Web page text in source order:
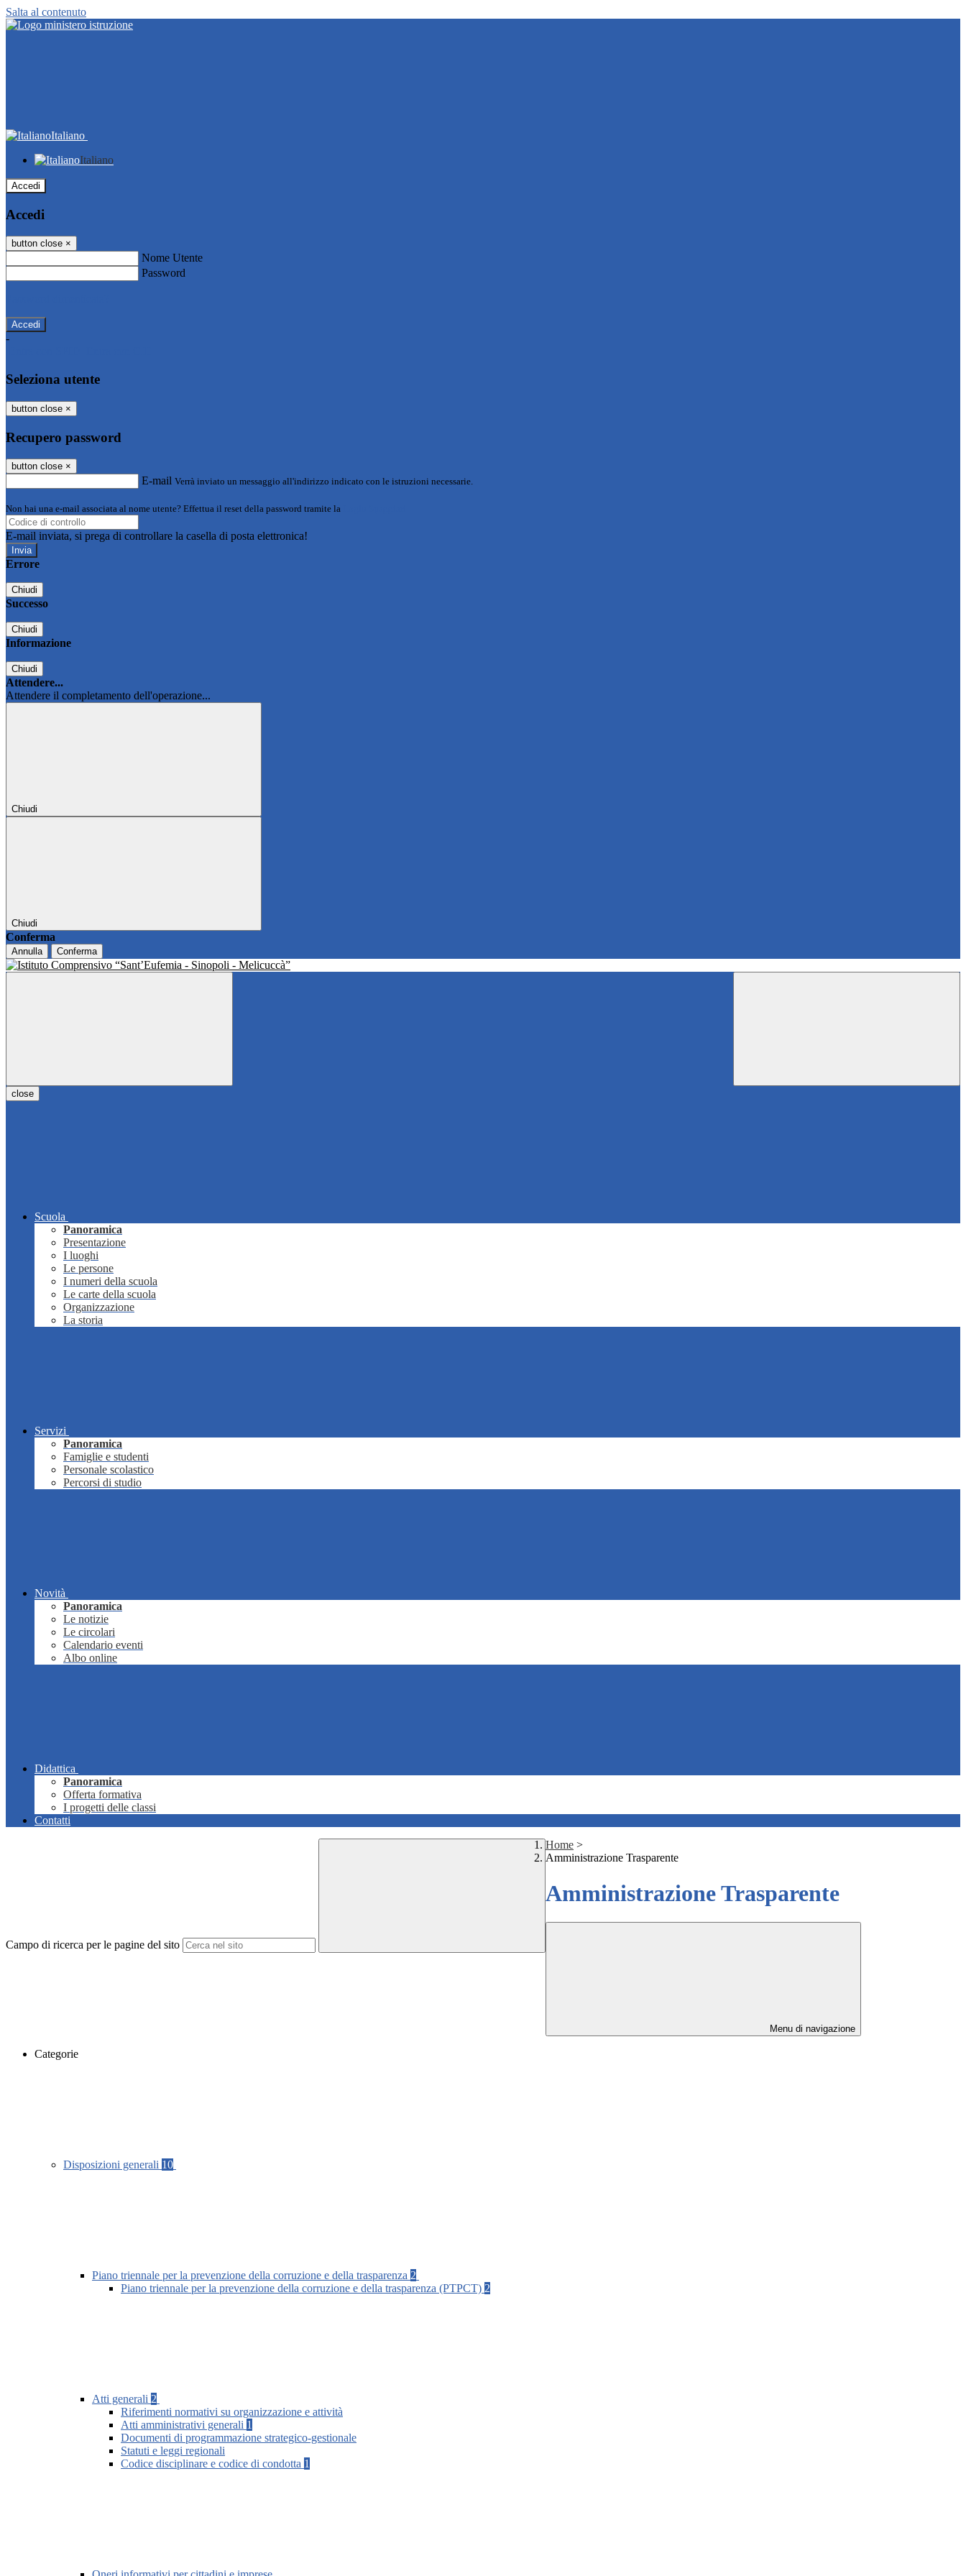
Salta al contenuto
Italiano
Italiano
Accedi
Accedi
button close ×
Nome Utente
Password
-
Seleziona utente
button close ×
Recupero password
button close ×
E-mail Verrà inviato un messaggio all'indirizzo indicato con le istruzioni necessarie.
Non hai una e-mail associata al nome utente? Effettua il reset della password tramite la
E-mail inviata, si prega di controllare la casella di posta elettronica!
Errore
Chiudi
Successo
Chiudi
Informazione
Chiudi
Attendere...
Attendere il completamento dell'operazione...
Chiudi
Chiudi
Conferma
Annulla Conferma
close
Scuola
Panoramica
Presentazione
I luoghi
Le persone
I numeri della scuola
Le carte della scuola
Organizzazione
La storia
Servizi
Panoramica
Famiglie e studenti
Personale scolastico
Percorsi di studio
Novità
Panoramica
Le notizie
Le circolari
Calendario eventi
Albo online
Didattica
Panoramica
Offerta formativa
I progetti delle classi
Contatti
Campo di ricerca per le pagine del sito
Home >
Amministrazione Trasparente
Amministrazione Trasparente
Menu di navigazione
Categorie
Disposizioni generali 10
Piano triennale per la prevenzione della corruzione e della trasparenza 2
Piano triennale per la prevenzione della corruzione e della trasparenza (PTPCT) 2
Atti generali 2
Riferimenti normativi su organizzazione e attività
Atti amministrativi generali 1
Documenti di programmazione strategico-gestionale
Statuti e leggi regionali
Codice disciplinare e codice di condotta 1